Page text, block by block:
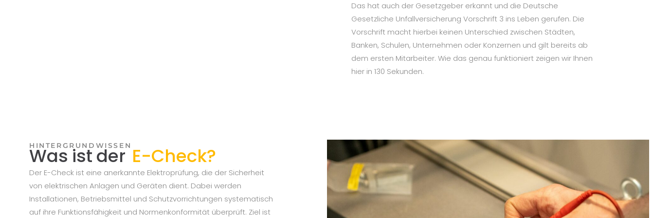
Das hat auch der Gesetzgeber erkannt und die Deutsche
Gesetzliche Unfallversicherung Vorschrift 3 ins Leben gerufen. Die
Vorschrift macht hierbei keinen Unterschied zwischen Städten,
Banken, Schulen, Unternehmen oder Konzernen und gilt bereits ab
dem ersten Mitarbeiter. Wie das genau funktioniert zeigen wir Ihnen
hier in 130 Sekunden.
HINTERGRUNDWISSEN
Was ist der E-Check?
Der E-Check ist eine anerkannte Elektroprüfung, die der Sicherheit
von elektrischen Anlagen und Geräten dient. Dabei werden
Installationen, Betriebsmittel und Schutzvorrichtungen systematisch
auf ihre Funktionsfähigkeit und Normenkonformität überprüft. Ziel ist